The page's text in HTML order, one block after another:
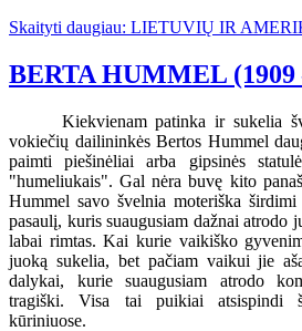
Skaityti daugiau: LIETUVIŲ IR
BERTA HUMMEL
Kiekvienam patinka ir sukelia
vokiečių dailininkės Bertos Hummel
paimti piešinėliai arba gipsinės
"humeliukais". Gal nėra buvę kito
Hummel savo švelnia moteriška
pasaulį, kuris suaugusiam dažnai atrodo
labai rimtas. Kai kurie vaikiško
juoką sukelia, bet pačiam vaikui jie
dalykai, kurie suaugusiam atrodo
tragiški. Visa tai puikiai atsispindi
kūriniuose.